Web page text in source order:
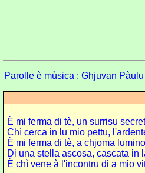
Parolle è mùsica : Ghjuvan
È mi ferma di tè, un surrisu
Chì cerca in lu mio pettu,
È mi ferma di tè, a chjoma
Di una stella ascosa, cascata in
È chì vene à l'incontru di a mio